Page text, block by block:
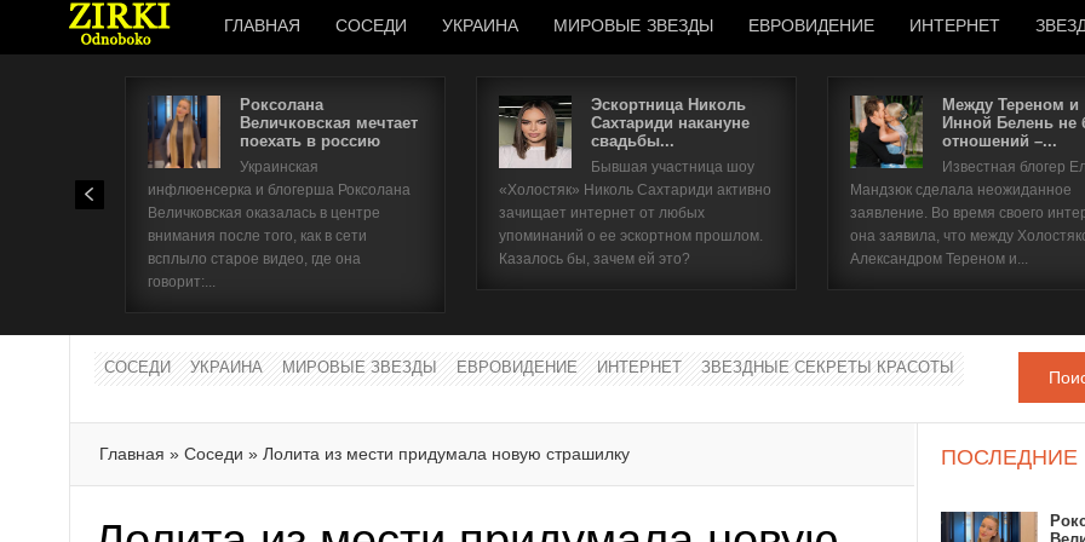
ГЛАВНАЯ СОСЕДИ УКРАИНА МИРОВЫЕ ЗВЕЗДЫ ЕВРОВИДЕНИЕ ИНТЕРНЕТ
Роксолана
Величковская мечтает
поехать в россию
Украинская
инфлюенсерка и блогерша Роксолана
Величковская оказалась в центре
внимания после того, как в сети
всплыло старое видео, где она
говорит:...
Эскортница Николь
Сахтариди накануне
свадьбы...
Бывшая участница шоу
«Холостяк» Николь Сахтариди активно
зачищает интернет от любых
упоминаний о ее эскортном прошлом.
Казалось бы, зачем ей это?
Между Тереном и
Инной Белень не
отношений –...
Известная блогер
Мандзюк сделала неожиданное
заявление. Во время своего
она заявила, что между
Александром Тереном и...
СОСЕДИ УКРАИНА МИРОВЫЕ ЗВЕЗДЫ ЕВРОВИДЕНИЕ ИНТЕРНЕТ ЗВЕЗДНЫЕ СЕКРЕТЫ КРАСОТЫ
Главная » Соседи » Лолита из мести придумала новую страшилку ПОСЛЕДНИЕ
Имя пользователя
Забыли имя пользователя?